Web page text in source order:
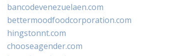
bancodevenezuelaen.com
bettermoodfoodcorporation.com
hingstonnt.com
chooseagender.com